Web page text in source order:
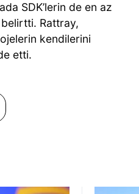
SDK’lerin de en az
belirtti. Rattray,
kendilerini
etti.